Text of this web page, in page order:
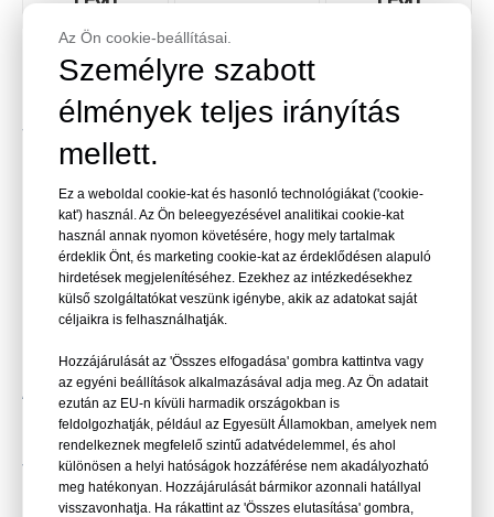
LEYU LEYU
Telepítési és karbantartási szempontok
Még a legjobban tervezett panelek is megfelelő
felszerelést igényelnek. A legfontosabb
gyakorlatok a következők:
Pontos igazítás és szintezés
Kompatibilis tömítőanyagok rugalmas
használata
Fokozatos feltöltés és ellenőrzés az első
vízvizsgálat során
A folyamatos karbantartás érdekében a
rendszeres, gyengéd tisztítás enyhe szappannal
és puha törlőkendővel segít megőrizni a
tisztaságot. Nagy beépítéseknél évente ajánlott a
szakszerű ellenőrzés.
Az Ön cookie-beállításai.
Személyre szabott
élmények teljes irányítás
mellett.
Ez a weboldal cookie-kat és hasonló technológiákat ('cookie-
kat') használ. Az Ön beleegyezésével analitikai cookie-kat
használ annak nyomon követésére, hogy mely tartalmak
érdeklik Önt, és marketing cookie-kat az érdeklődésen alapuló
hirdetések megjelenítéséhez. Ezekhez az intézkedésekhez
külső szolgáltatókat veszünk igénybe, akik az adatokat saját
céljaikra is felhasználhatják.
Hozzájárulását az 'Összes elfogadása' gombra kattintva vagy
az egyéni beállítások alkalmazásával adja meg. Az Ön adatait
ezután az EU-n kívüli harmadik országokban is
feldolgozhatják, például az Egyesült Államokban, amelyek nem
rendelkeznek megfelelő szintű adatvédelemmel, és ahol
különösen a helyi hatóságok hozzáférése nem akadályozható
meg hatékonyan. Hozzájárulását bármikor azonnali hatállyal
visszavonhatja. Ha rákattint az 'Összes elutasítása' gombra,